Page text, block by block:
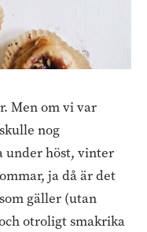
Men om vi var
nog
under höst, vinter
ja då är det
gäller (utan
otroligt smakrika